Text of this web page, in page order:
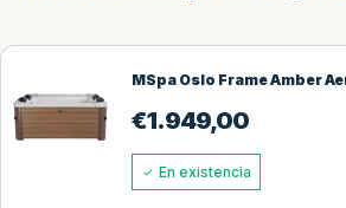
MSpa Oslo Frame Amber
€1.949,00
En existencia